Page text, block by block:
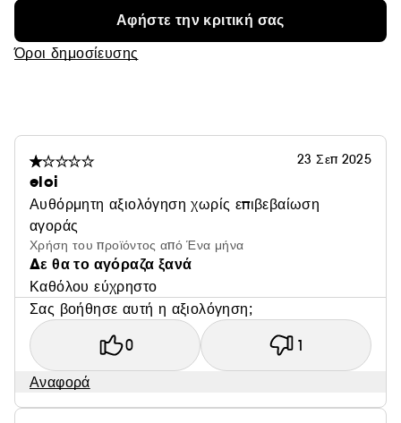
Αφήστε την κριτική σας
Όροι δημοσίευσης
23 Σεπ 2025
eloi
Αυθόρμητη αξιολόγηση χωρίς επιβεβαίωση
αγοράς
Χρήση του προϊόντος από Ένα μήνα
Δε θα το αγόραζα ξανά
Καθόλου εύχρηστο
Σας βοήθησε αυτή η αξιολόγηση;
0 1
Αναφορά